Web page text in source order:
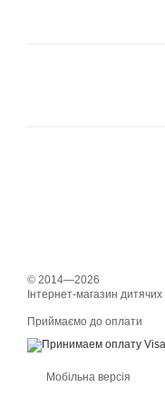
© 2014—2026
Інтернет-магазин дитячих
Приймаємо до оплати
Мобільна версія